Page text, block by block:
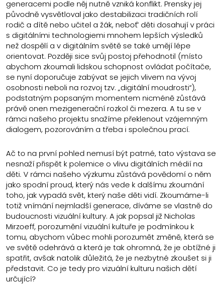
generacemi podle něj nutně vzniká konflikt. Prensky jej
původně vysvětloval jako destabilizaci tradičních rolí
rodič a dítě nebo učitel a žák, neboť’ děti dosahují v práci
s digitálními technologiemi mnohem lepších výsledků
než dospělí a v digitálním světě se také umějí lépe
orientovat. Později sice svůj postoj přehodnotil (místo
abychom zkoumali lidskou schopnost ovládat počítače,
se nyní doporučuje zabývat se jejich vlivem na vývoj
osobnosti neboli na rozvoj tzv. „digitální moudrosti“),
podstatným popsaným momentem nicméně zůstává
právě onen mezigenerační rozkol či mezera. A tu se v
rámci našeho projektu snažíme překlenout vzájemným
dialogem, pozorováním a třeba i společnou prací.
Ač to na první pohled nemusí být patrné, tato výstava se
nesnaží přispět k polemice o vlivu digitálních médií na
děti. V rámci našeho výzkumu zůstává povědomí o něm
jako spodní proud, který nás vede k dalšímu zkoumání
toho, jak vypadá svět, který naše děti vidí. Zkoumáme-li
totiž vnímání nejmladší generace, díváme se vlastně do
budoucnosti vizuální kultury. A jak popsal již Nicholas
Mirzoeff, porozumění vizuální kultuře je podmínkou k
tomu, abychom vůbec mohli porozumět změně, která se
ve světě odehrává a která je tak ohromná, že je obtížné ji
spatřit, avšak natolik důležitá, že je nezbytné zkoušet si ji
představit. Co je tedy pro vizuální kulturu našich dětí
určující?